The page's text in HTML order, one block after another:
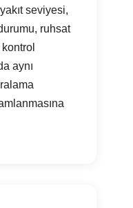
seviyesi,
ruhsat
aynı